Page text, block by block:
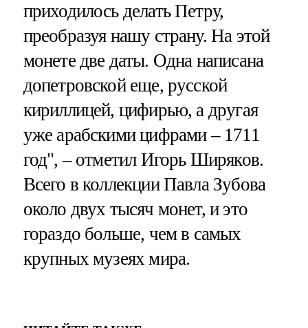
приходилось делать Петру,
преобразуя нашу страну. На этой
монете две даты. Одна написана
допетровской еще, русской
кириллицей, цифирью, а другая
уже арабскими цифрами – 1711
год", – отметил Игорь Ширяков.
Всего в коллекции Павла Зубова
около двух тысяч монет, и это
гораздо больше, чем в самых
крупных музеях мира.